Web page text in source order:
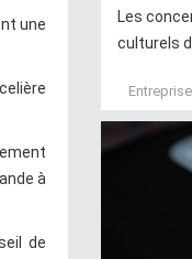
une
à
de
Les
culturels
Entreprise